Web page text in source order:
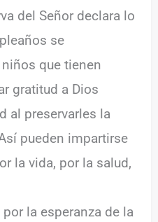
del Señor declara lo
se
que tienen
gratitud a Dios
al preservarles la
pueden impartirse
la vida, por la salud,
la esperanza de la